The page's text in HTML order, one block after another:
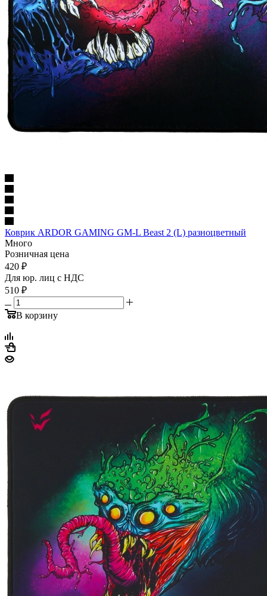
Коврик ARDOR GAMING GM-L Beast 2 (L) разноцветный
Много
Розничная цена
420 ₽
Для юр. лиц c НДС
510 ₽
В корзину